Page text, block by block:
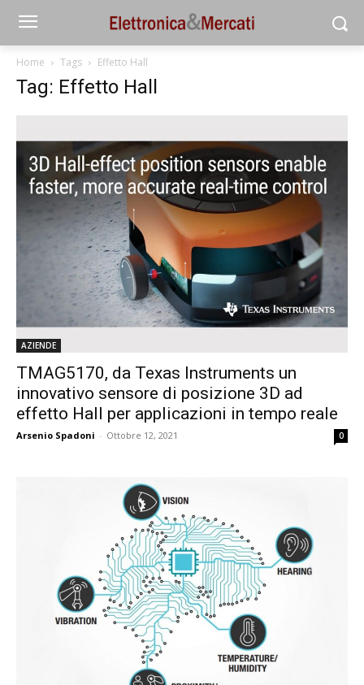
Home Tags Effetto Hall
Tag: Effetto Hall
AZIENDE
TMAG5170, da Texas Instruments un
innovativo sensore di posizione 3D ad
effetto Hall per applicazioni in tempo reale
Arsenio Spadoni - Ottobre 12, 2021 0